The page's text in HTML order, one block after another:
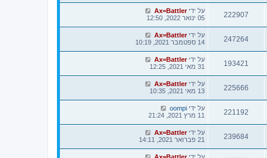
222907 על ידיAx=Battler
05 ינואר 2022, 12:50
247264 על ידיAx=Battler
14 ספטמבר 2021, 10:19
193421 על ידיAx=Battler
31 מאי 2021, 12:25
225666 על ידיAx=Battler
13 מאי 2021, 10:35
221192 על ידי oompi
11 מרץ 2021, 21:24
239684 על ידיAx=Battler
21 פברואר 2021, 14:11